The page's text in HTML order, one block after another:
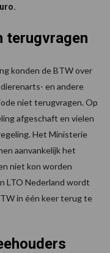
terugvragen
konden de BTW over
en andere
niet terugvragen. Op
afgeschaft en vielen
Het Ministerie
aanvankelijk het
niet kon worden
LTO Nederland wordt
in één keer terug te